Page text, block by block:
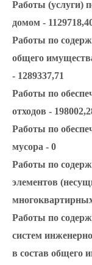
Работы (услуги)
домом -
Работы по
общего
- 1289337,71
Работы по
отходов -
Работы по
мусора - 0
Работы по
элементов
Работы по
систем
в состав общего